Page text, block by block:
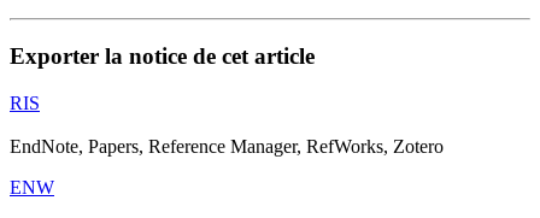
Exporter la notice de cet article
RIS
EndNote, Papers, Reference Manager, RefWorks, Zotero
ENW